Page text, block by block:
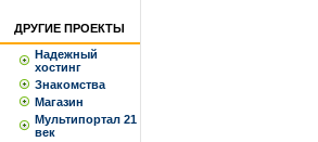
ДРУГИЕ ПРОЕКТЫ
Надежный
хостинг
Знакомства
Магазин
Мультипортал 21
век